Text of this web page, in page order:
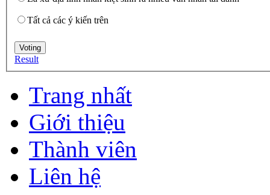
Tất cả các ý kiến trên
Result
Trang nhất
Giới thiệu
Thành viên
Liên hệ